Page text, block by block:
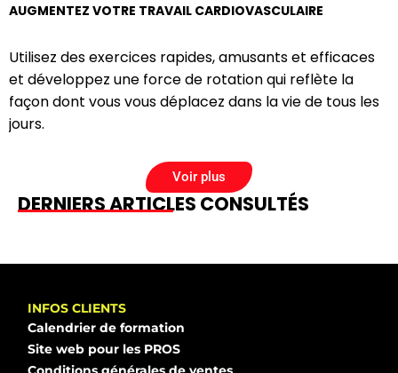
AUGMENTEZ VOTRE TRAVAIL CARDIOVASCULAIRE
Utilisez des exercices rapides, amusants et efficaces
et développez une force de rotation qui reflète la
façon dont vous vous déplacez dans la vie de tous les
jours.
Voir plus
DERNIERS ARTICLES CONSULTÉS
INFOS CLIENTS
Calendrier de formation
Site web pour les PROS